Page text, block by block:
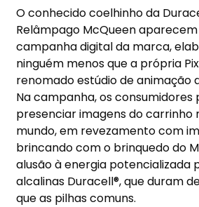
O conhecido coelhinho da
Relâmpago McQueen
campanha digital da marca,
ninguém menos que a própria
renomado estúdio de animação
Na campanha, os consumidores
presenciar imagens do carrinho
mundo, em revezamento com
brincando com o brinquedo do
alusão à energia potencializada
alcalinas Duracell®, que duram
que as pilhas comuns.